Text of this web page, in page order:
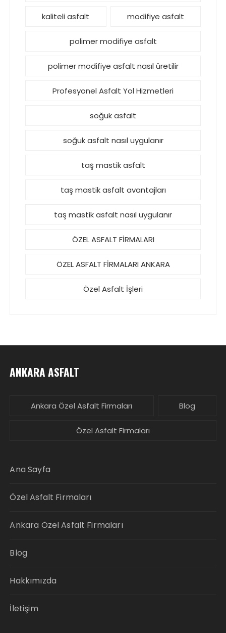
kaliteli asfalt modifiye asfalt
polimer modifiye asfalt
polimer modifiye asfalt nasıl üretilir
Profesyonel Asfalt Yol Hizmetleri
soğuk asfalt
soğuk asfalt nasıl uygulanır
taş mastik asfalt
taş mastik asfalt avantajları
taş mastik asfalt nasıl uygulanır
ÖZEL ASFALT FİRMALARI
ÖZEL ASFALT FİRMALARI ANKARA
Özel Asfalt İşleri
ANKARA ASFALT
Ankara Özel Asfalt Firmaları Blog
Özel Asfalt Firmaları
Ana Sayfa
Özel Asfalt Firmaları
Ankara Özel Asfalt Firmaları
Blog
Hakkımızda
İletişim